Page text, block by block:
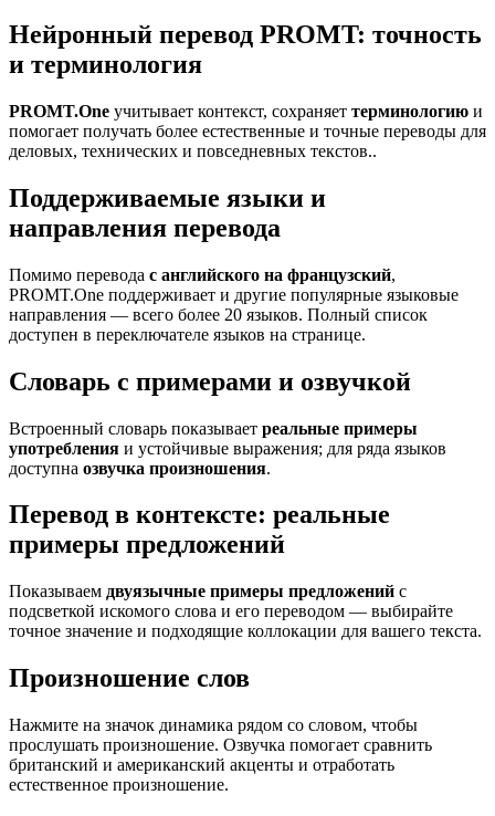
Нейронный перевод PROMT: точность
и терминология
PROMT.One учитывает контекст, сохраняет терминологию и
помогает получать более естественные и точные переводы для
деловых, технических и повседневных текстов..
Поддерживаемые языки и
направления перевода
Помимо перевода с английского на французский,
PROMT.One поддерживает и другие популярные языковые
направления — всего более 20 языков. Полный список
доступен в переключателе языков на странице.
Словарь с примерами и озвучкой
Встроенный словарь показывает реальные примеры
употребления и устойчивые выражения; для ряда языков
доступна озвучка произношения.
Перевод в контексте: реальные
примеры предложений
Показываем двуязычные примеры предложений с
подсветкой искомого слова и его переводом — выбирайте
точное значение и подходящие коллокации для вашего текста.
Произношение слов
Нажмите на значок динамика рядом со словом, чтобы
прослушать произношение. Озвучка помогает сравнить
британский и американский акценты и отработать
естественное произношение.